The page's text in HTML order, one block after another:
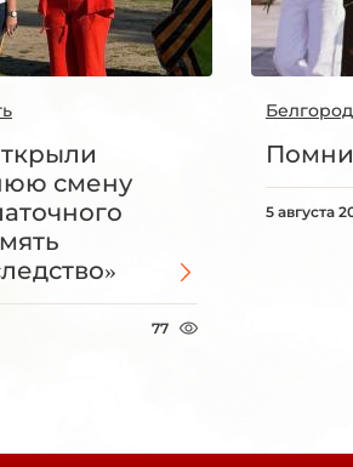
смену
77
5 августа